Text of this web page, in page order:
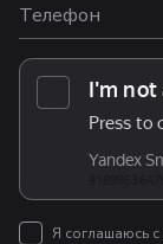
Телефон
Я соглашаюсь с